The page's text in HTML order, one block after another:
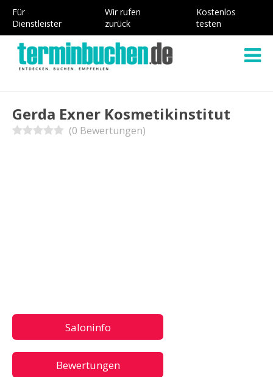
Für
Dienstleister
Wir rufen
zurück
Kostenlos
testen
Gerda Exner Kosmetikinstitut
(0 Bewertungen)
Saloninfo
Bewertungen